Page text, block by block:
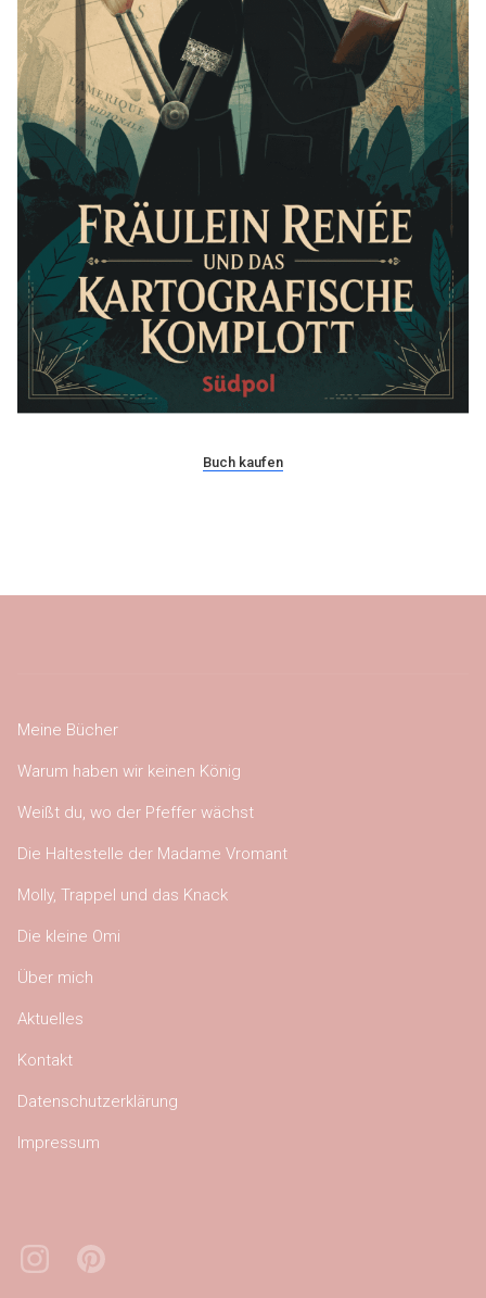
Buch kaufen
Meine Bücher
Warum haben wir keinen König
Weißt du, wo der Pfeffer wächst
Die Haltestelle der Madame Vromant
Molly, Trappel und das Knack
Die kleine Omi
Über mich
Aktuelles
Kontakt
Datenschutzerklärung
Impressum
InstagramPinterest